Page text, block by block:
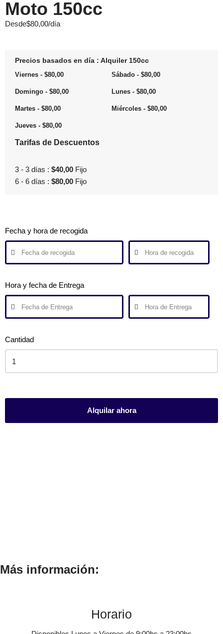
Saltar
Más información:
Horario
Moto 150cc
Desde$80,00/día
Precios basados en día : Alquiler 150cc
Viernes - $80,00 Sábado - $80,00
Domingo - $80,00 Lunes - $80,00
Martes - $80,00 Miércoles - $80,00
Jueves - $80,00
Tarifas de Descuentos
3 - 3 días : $40,00 Fijo
6 - 6 días : $80,00 Fijo
Fecha y hora de recogida
Hora y fecha de Entrega
Cantidad
Alquilar ahora